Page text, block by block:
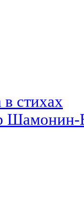
в стихах
Шамонин-